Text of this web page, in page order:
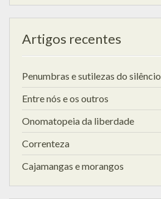
Artigos recentes
Penumbras e sutilezas do silêncio
Entre nós e os outros
Onomatopeia da liberdade
Correnteza
Cajamangas e morangos